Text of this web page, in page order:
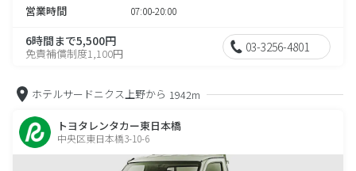
営業時間 07:00-20:00
6時間まで5,500円
免責補償制度1,100円 03-3256-4801
ホテルサードニクス上野から 1942m
トヨタレンタカー東日本橋
中央区東日本橋3-10-6